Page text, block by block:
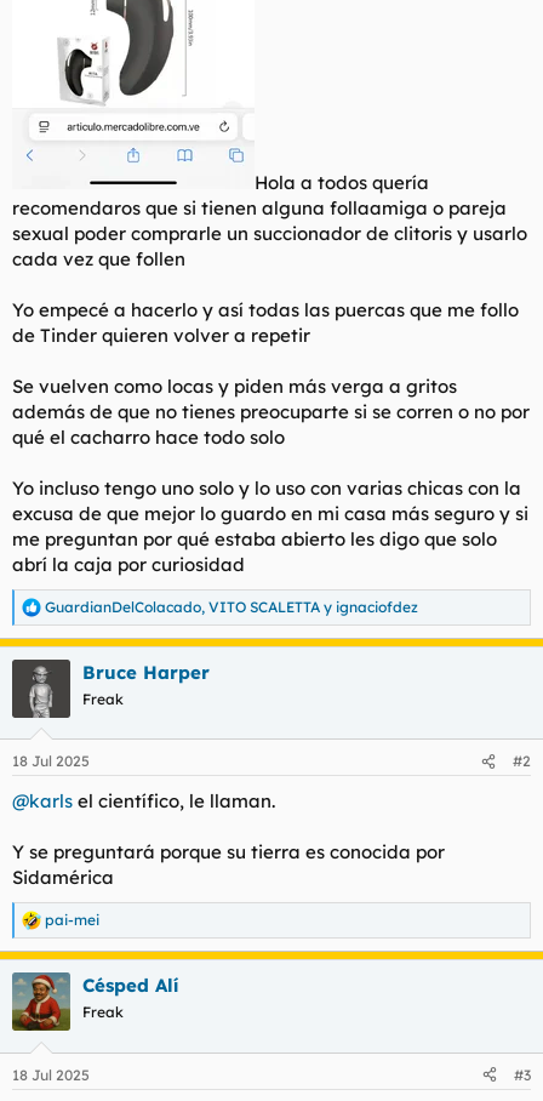
Hola a todos quería
recomendaros que si tienen alguna follaamiga o pareja
sexual poder comprarle un succionador de clitoris y usarlo
cada vez que follen
Yo empecé a hacerlo y así todas las puercas que me follo
de Tinder quieren volver a repetir
Se vuelven como locas y piden más verga a gritos
además de que no tienes preocuparte si se corren o no por
qué el cacharro hace todo solo
Yo incluso tengo uno solo y lo uso con varias chicas con la
excusa de que mejor lo guardo en mi casa más seguro y si
me preguntan por qué estaba abierto les digo que solo
abrí la caja por curiosidad
R
e
a
e
:
GuardianDelColacado, VITO SCALETTA y ignaciofdez
Bruce Harper
Freak
18 Jul 2025 #2
@karls el científico, le llaman.
Y se preguntará porque su tierra es conocida por
Sidamérica
R
e
a
c
c
i
e
pai-mei
Césped Alí
Freak
18 Jul 2025 #3